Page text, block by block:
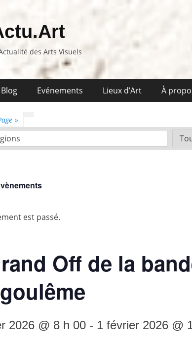
des Arts Visuels
Blog Evénements Lieux d’Art À
»
est passé.
Off de la
2026 @ 8 h 00 - 1 février 2026 @